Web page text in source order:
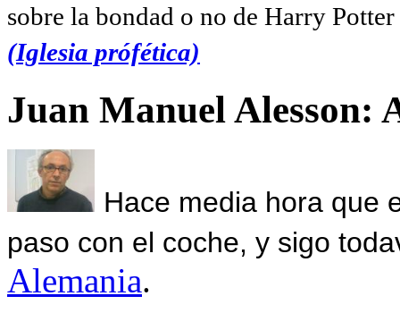
sobre la bondad o no de Harry
(Iglesia prófética)
Juan Manuel Alesson:
Hace media hora que
paso con el coche, y sigo
Alemania.